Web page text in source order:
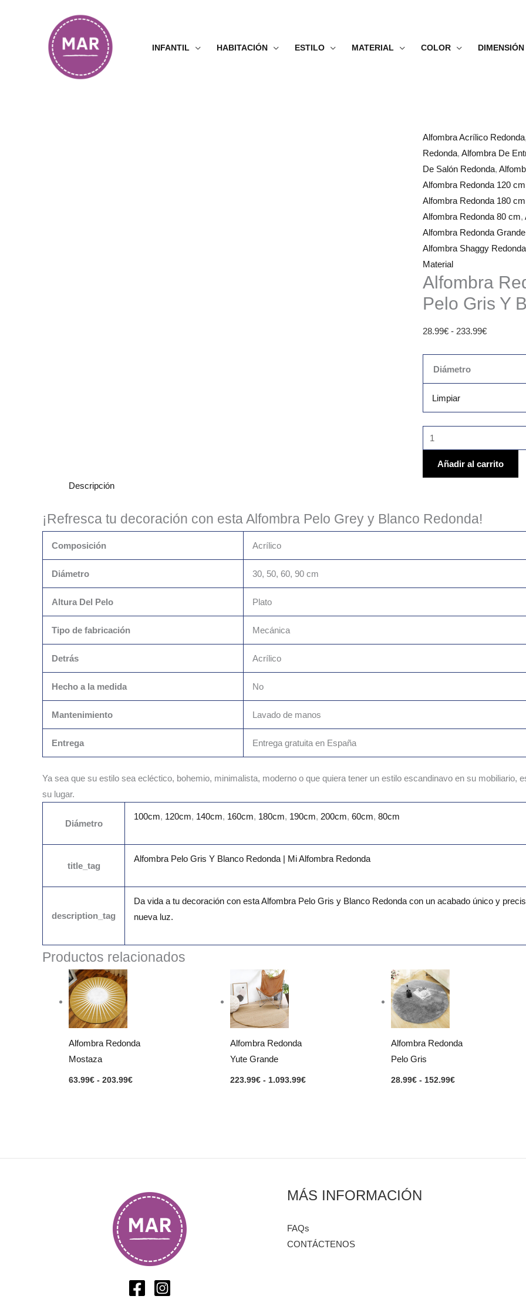
INFANTIL HABITACIÓN ESTILO MATERIAL COLOR DIMENSIÓN
Alfombra Acrílico Redonda,
Redonda, Alfombra De
De Salón Redonda,
Alfombra Redonda 120 cm
Alfombra Redonda 180 cm
Alfombra Redonda 80 cm,
Alfombra Redonda Grande
Alfombra Shaggy Redonda
Material
Alfombra
Pelo Gris Y
28.99€ - 233.99€
Rango
de
precios:
desde
28.99€
hasta
233.99€
Diámetro
Limpiar
Alfombra
Redonda
Pelo
Gris
Y
Blanco
cantidad
Añadir al carrito
Descripción
¡Refresca tu decoración con esta Alfombra Pelo Grey y Blanco Redonda!
Composición Acrílico
Diámetro 30, 50, 60, 90 cm
Altura Del Pelo Plato
Tipo de fabricación Mecánica
Detrás Acrílico
Hecho a la medida No
Mantenimiento Lavado de manos
Entrega Entrega gratuita en España
Ya sea que su estilo sea ecléctico, bohemio, minimalista, moderno o que quiera tener un estilo escandinavo en su mobiliario,
su lugar.
Diámetro
100cm, 120cm, 140cm, 160cm, 180cm, 190cm, 200cm, 60cm, 80cm
title_tag
Alfombra Pelo Gris Y Blanco Redonda | Mi Alfombra Redonda
description_tag
Da vida a tu decoración con esta Alfombra Pelo Gris y Blanco Redonda con un acabado único y
nueva luz.
Productos relacionados
Alfombra Redonda
Mostaza
63.99€ - 203.99€
Alfombra Redonda
Yute Grande
223.99€ - 1.093.99€
Alfombra Redonda
Pelo Gris
28.99€ - 152.99€
MÁS INFORMACIÓN
FAQs
CONTÁCTENOS